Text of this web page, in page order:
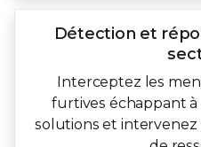
Détection et
Interceptez les
furtives échappant
solutions et intervenez